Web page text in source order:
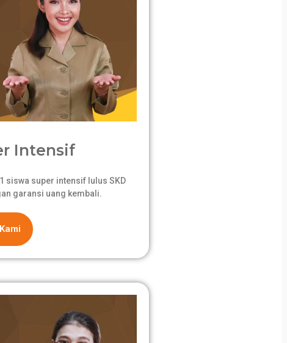
Intensif
siswa super intensif lulus SKD
garansi uang kembali.